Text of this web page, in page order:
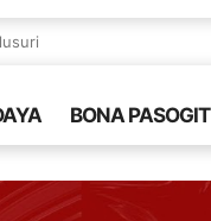
BONA PASOGIT